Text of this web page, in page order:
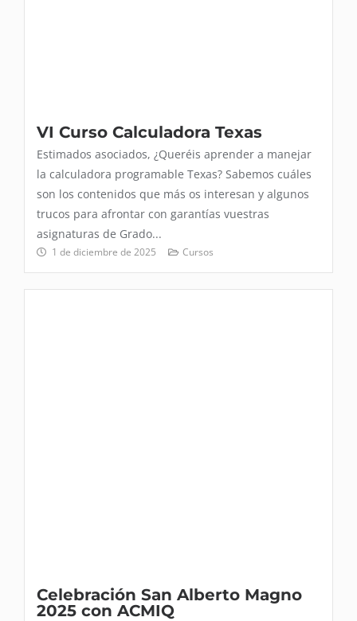
VI Curso Calculadora Texas
Estimados asociados, ¿Queréis aprender a manejar
la calculadora programable Texas? Sabemos cuáles
son los contenidos que más os interesan y algunos
trucos para afrontar con garantías vuestras
asignaturas de Grado...
1 de diciembre de 2025 Cursos
Celebración San Alberto Magno
2025 con ACMIQ